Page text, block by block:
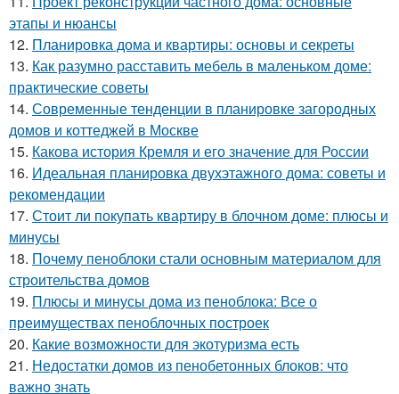
этапы и нюансы
12. Планировка дома и квартиры: основы и секреты
13. Как разумно расставить мебель в маленьком доме:
практические советы
14. Современные тенденции в планировке загородных
домов и коттеджей в Москве
15. Какова история Кремля и его значение для России
16. Идеальная планировка двухэтажного дома: советы и
рекомендации
17. Стоит ли покупать квартиру в блочном доме: плюсы и
минусы
18. Почему пеноблоки стали основным материалом для
строительства домов
19. Плюсы и минусы дома из пеноблока: Все о
преимуществах пеноблочных построек
20. Какие возможности для экотуризма есть
21. Недостатки домов из пенобетонных блоков: что
важно знать